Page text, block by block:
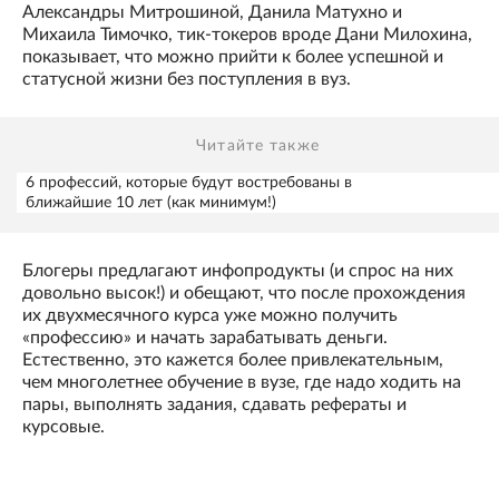
Александры Митрошиной, Данила Матухно и
Михаила Тимочко, тик-токеров вроде Дани Милохина,
показывает, что можно прийти к более успешной и
статусной жизни без поступления в вуз.
Читайте также
6 профессий, которые будут востребованы в
ближайшие 10 лет (как минимум!)
Блогеры предлагают инфопродукты (и спрос на них
довольно высок!) и обещают, что после прохождения
их двухмесячного курса уже можно получить
«профессию» и начать зарабатывать деньги.
Естественно, это кажется более привлекательным,
чем многолетнее обучение в вузе, где надо ходить на
пары, выполнять задания, сдавать рефераты и
курсовые.